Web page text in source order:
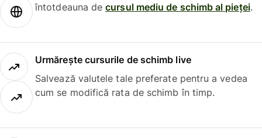
întotdeauna decursul mediu de schimb al pieței.
Urmărește cursurile de schimb live
Salvează valutele tale preferate pentru a vedea
cum se modifică rata de schimb în timp.